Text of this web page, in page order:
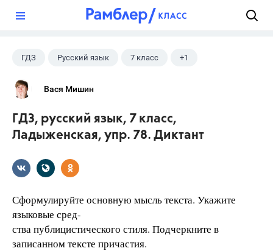
ГДЗ Русский язык 7 класс +1
Ладыженская Т.А.
Вася Мишин
ГДЗ, русский язык, 7 класс,
Ладыженская, упр. 78. Диктант
Сформулируйте основную мысль текста. Укажите
языковые сред-
ства публицистического стиля. Подчеркните в
записанном тексте причастия.